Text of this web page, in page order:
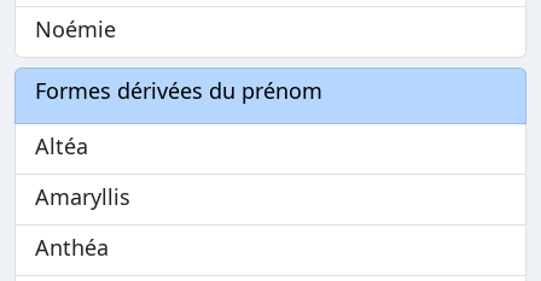
Noémie
Formes dérivées du prénom
Altéa
Amaryllis
Anthéa